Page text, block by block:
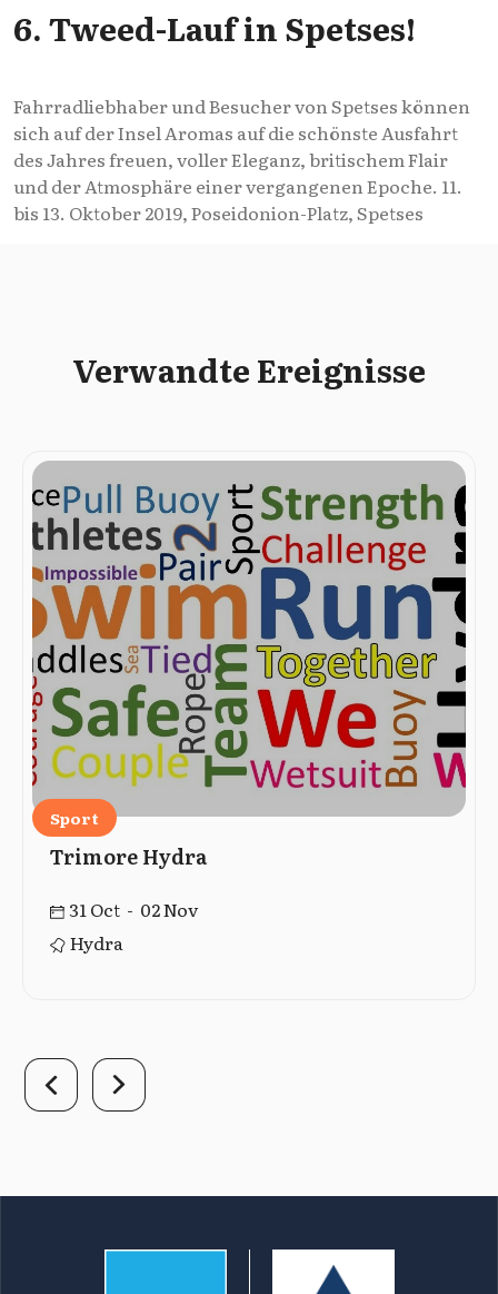
6. Tweed-Lauf in Spetses!
Fahrradliebhaber und Besucher von Spetses können
sich auf der Insel Aromas auf die schönste Ausfahrt
des Jahres freuen, voller Eleganz, britischem Flair
und der Atmosphäre einer vergangenen Epoche. 11.
bis 13. Oktober 2019, Poseidonion-Platz, Spetses
Verwandte Ereignisse
Sport
Trimore Hydra
31 Oct - 02 Nov
Hydra